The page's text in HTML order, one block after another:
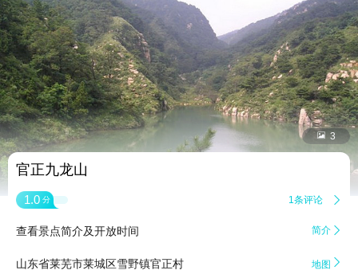
 3
官正九龙山
1.0 分 1条评论 
查看景点简介及开放时间 简介 
山东省莱芜市莱城区雪野镇官正村 地图 
